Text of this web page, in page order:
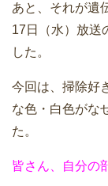
あと、それが遺
17日（水）放送
した。
今回は、掃除好
な色・白色がな
た。
皆さん、自分の